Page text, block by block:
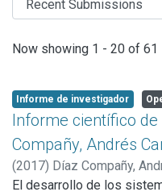
Recent Submissions
Now showing 1 - 20 of 61
Informe de investigador
Informe científico de
Compañy, Andrés
(2017) Díaz Compañy,
El desarrollo de los